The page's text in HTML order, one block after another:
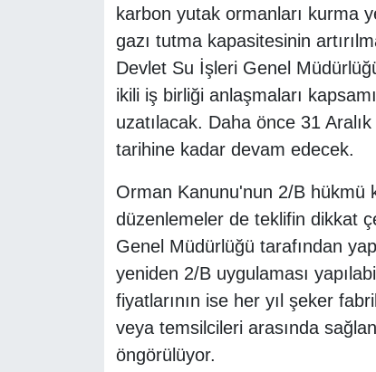
karbon yutak ormanları kurma
gazı tutma kapasitesinin
Devlet Su İşleri Genel
ikili iş birliği anlaşmaları
uzatılacak. Daha önce 31
tarihine kadar devam edecek.
Orman Kanunu'nun 2/B hükmü
düzenlemeler de teklifin dikkat
Genel Müdürlüğü tarafından
yeniden 2/B uygulaması
fiyatlarının ise her yıl şeker
veya temsilcileri arasında
öngörülüyor.